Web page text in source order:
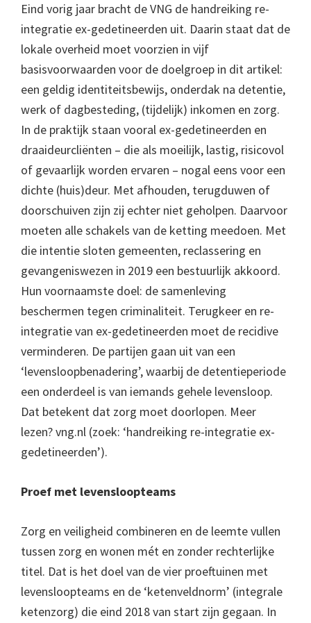
Eind vorig jaar bracht de VNG de handreiking re-
integratie ex-gedetineerden uit. Daarin staat dat de
lokale overheid moet voorzien in vijf
basisvoorwaarden voor de doelgroep in dit artikel:
een geldig identiteitsbewijs, onderdak na detentie,
werk of dagbesteding, (tijdelijk) inkomen en zorg.
In de praktijk staan vooral ex-gedetineerden en
draaideurcliënten – die als moeilijk, lastig, risicovol
of gevaarlijk worden ervaren – nogal eens voor een
dichte (huis)deur. Met afhouden, terugduwen of
doorschuiven zijn zij echter niet geholpen. Daarvoor
moeten alle schakels van de ketting meedoen. Met
die intentie sloten gemeenten, reclassering en
gevangeniswezen in 2019 een bestuurlijk akkoord.
Hun voornaamste doel: de samenleving
beschermen tegen criminaliteit. Terugkeer en re-
integratie van ex-gedetineerden moet de recidive
verminderen. De partijen gaan uit van een
‘levensloopbenadering’, waarbij de detentieperiode
een onderdeel is van iemands gehele levensloop.
Dat betekent dat zorg moet doorlopen. Meer
lezen? vng.nl (zoek: ‘handreiking re-integratie ex-
gedetineerden’).
Proef met levensloopteams
Zorg en veiligheid combineren en de leemte vullen
tussen zorg en wonen mét en zonder rechterlijke
titel. Dat is het doel van de vier proeftuinen met
levensloopteams en de ‘ketenveldnorm’ (integrale
ketenzorg) die eind 2018 van start zijn gegaan. In